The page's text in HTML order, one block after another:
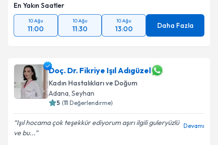
En Yakın Saatler
10 Ağu
11:00
10 Ağu
11:30
10 Ağu
13:00 Daha Fazla
Doç. Dr. Fikriye Işıl Adıgüzel
Kadın Hastalıkları ve Doğum
Adana, Seyhan
5 (11 Değerlendirme)
Işıl hocama çok teşekkür ediyorum aşırı ilgili guleryüzlü
ve bu...
Devamı